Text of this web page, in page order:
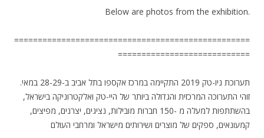
Below are photos from the exhibition.
==================================================
============================
תערוכת ניו-טק 2019 התקיימה במרכז אקספו בתל אביב ב-28-29 במאי.
זוהי התערוכה המרכזית והגדולה ביותר של היי-טק ואלקטרוניקה בישראל,
בהשתתפות למעלה מ -150 חברות מובילות, נציגים, יצרנים, מפיצים,
קמעונאים, ספקים של מוצרים ושירותים מישראל ומרחבי העולם